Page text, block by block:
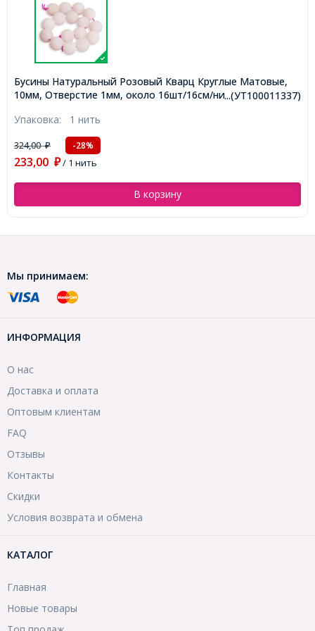
...(УТ100011337)
Бусины Натуральный Розовый Кварц Круглые Матовые,
10мм, Отверстие 1мм, около 16шт/16см/нить,
Упаковка: 1 нить
324,00₽ -28%
233,00 ₽/ 1 нить
В корзину
Мы принимаем:
ИНФОРМАЦИЯ
О нас
Доставка и оплата
Оптовым клиентам
FAQ
Отзывы
Контакты
Скидки
Условия возврата и обмена
КАТАЛОГ
Главная
Новые товары